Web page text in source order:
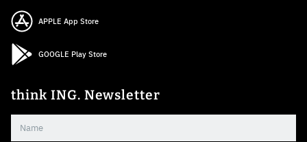
APPLE App Store
GOOGLE Play Store
think ING. Newsletter